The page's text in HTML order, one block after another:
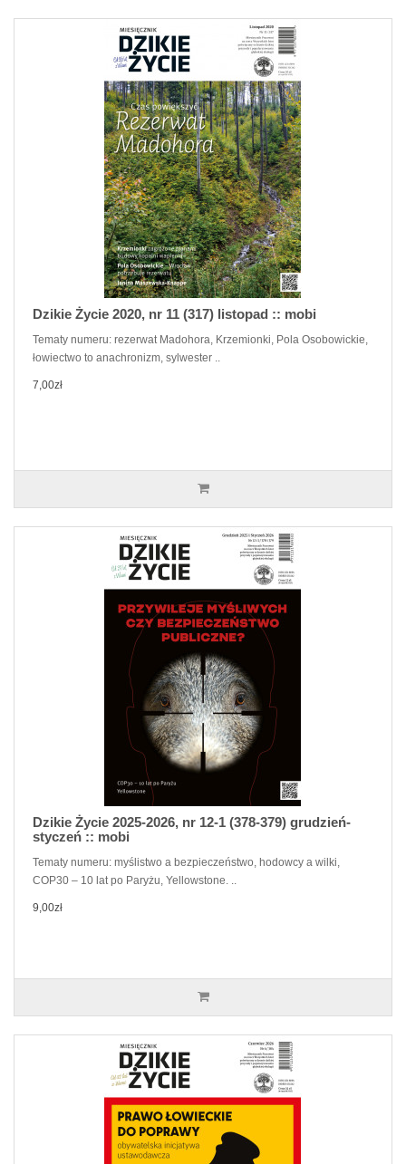
Dzikie Życie 2020, nr 11 (317) listopad :: mobi
Tematy numeru: rezerwat Madohora, Krzemionki, Pola Osobowickie,
łowiectwo to anachronizm, sylwester ..
7,00zł
Dzikie Życie 2025-2026, nr 12-1 (378-379) grudzień-
styczeń :: mobi
Tematy numeru: myślistwo a bezpieczeństwo, hodowcy a wilki,
COP30 – 10 lat po Paryżu, Yellowstone. ..
9,00zł